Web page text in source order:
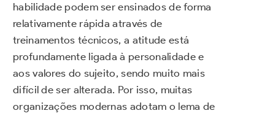
habilidade podem ser ensinados de forma
relativamente rápida através de
treinamentos técnicos, a atitude está
profundamente ligada à personalidade e
aos valores do sujeito, sendo muito mais
difícil de ser alterada. Por isso, muitas
organizações modernas adotam o lema de